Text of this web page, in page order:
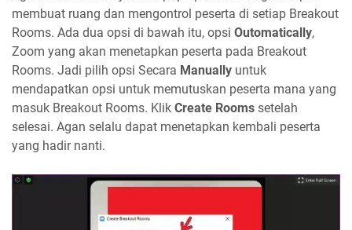
membuat ruang dan mengontrol peserta di setiap Breakout
Rooms. Ada dua opsi di bawah itu, opsi Outomatically,
Zoom yang akan menetapkan peserta pada Breakout
Rooms. Jadi pilih opsi Secara Manually untuk
mendapatkan opsi untuk memutuskan peserta mana yang
masuk Breakout Rooms. Klik Create Rooms setelah
selesai. Agan selalu dapat menetapkan kembali peserta
yang hadir nanti.